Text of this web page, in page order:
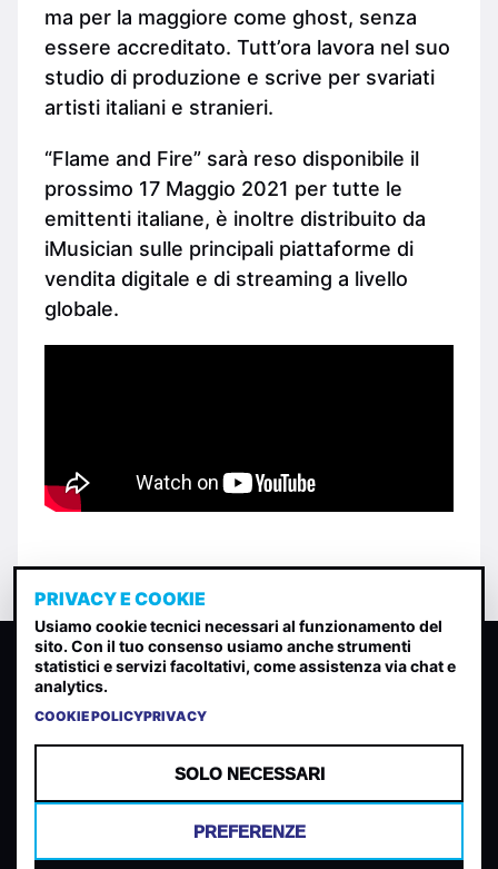
ma per la maggiore come ghost, senza
essere accreditato. Tutt’ora lavora nel suo
studio di produzione e scrive per svariati
artisti italiani e stranieri.
“Flame and Fire” sarà reso disponibile il
prossimo 17 Maggio 2021 per tutte le
emittenti italiane, è inoltre distribuito da
iMusician sulle principali piattaforme di
vendita digitale e di streaming a livello
globale.
CLASSIFICA INDIE
Classifica per indice di gradimento generata dall analisi di
TERMINI E CONDIZIONI PRIVACY POLICY
COOKIES PREFERENZE COOKIES
PRIVACY E COOKIE
Usiamo cookie tecnici necessari al funzionamento del
sito. Con il tuo consenso usiamo anche strumenti
statistici e servizi facoltativi, come assistenza via chat e
analytics.
COOKIE POLICYPRIVACY
SOLO NECESSARI
PREFERENZE